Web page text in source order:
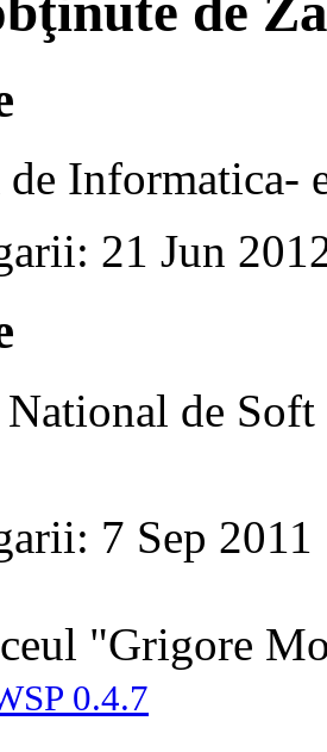
Informatica-
21 Jun
de
7 Sep 2011
"Grigore
0.4.7